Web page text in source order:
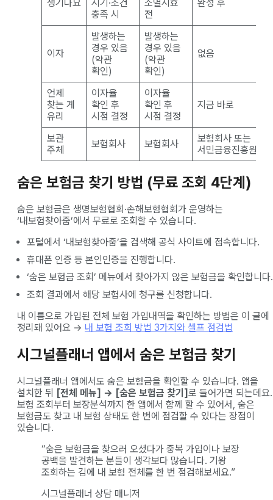
생기나요
시기·조건
충족 시
소멸시효
전
완성 후
이자
발생하는
경우 있음
(약관
확인)
발생하는
경우 있음
(약관
확인)
없음
언제
찾는 게
유리
이자율
확인 후
시점 결정
이자율
확인 후
시점 결정
지금 바로
보관
주체
보험회사 보험회사
보험회사 또는
서민금융진흥원
숨은 보험금 찾기 방법 (무료 조회 4단계)
숨은 보험금은 생명보험협회·손해보험협회가 운영하는
‘내보험찾아줌’에서 무료로 조회할 수 있습니다.
포털에서 ‘내보험찾아줌’을 검색해 공식 사이트에 접속합니다.
휴대폰 인증 등 본인인증을 진행합니다.
‘숨은 보험금 조회’ 메뉴에서 찾아가지 않은 보험금을 확인합니다.
조회 결과에서 해당 보험사에 청구를 신청합니다.
내 이름으로 가입된 전체 보험 가입내역을 확인하는 방법은 이 글에
정리돼 있어요 → 내 보험 조회 방법 3가지와 셀프 점검법
시그널플래너 앱에서 숨은 보험금 찾기
시그널플래너 앱에서도 숨은 보험금을 확인할 수 있습니다. 앱을
설치한 뒤
[전체 메뉴] → [숨은 보험금 찾기]로 들어가면 되는데요.
보험 조회부터 보장분석까지 한 앱에서 함께 할 수 있어서, 숨은
보험금도 찾고 내 보험 상태도 한 번에 점검할 수 있다는 장점이
있습니다.
“숨은 보험금을 찾으러 오셨다가 중복 가입이나 보장
공백을 발견하는 분들이 생각보다 많습니다. 기왕
조회하는 김에 내 보험 전체를 한 번 점검해보세요.”
시그널플래너 상담 매니저